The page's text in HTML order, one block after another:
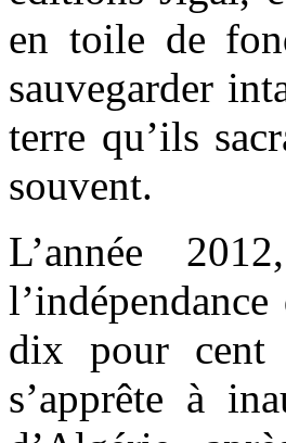
en toile de
sauvegarder
terre qu’ils
souvent.
L’année
dix pour cent
s’apprête à